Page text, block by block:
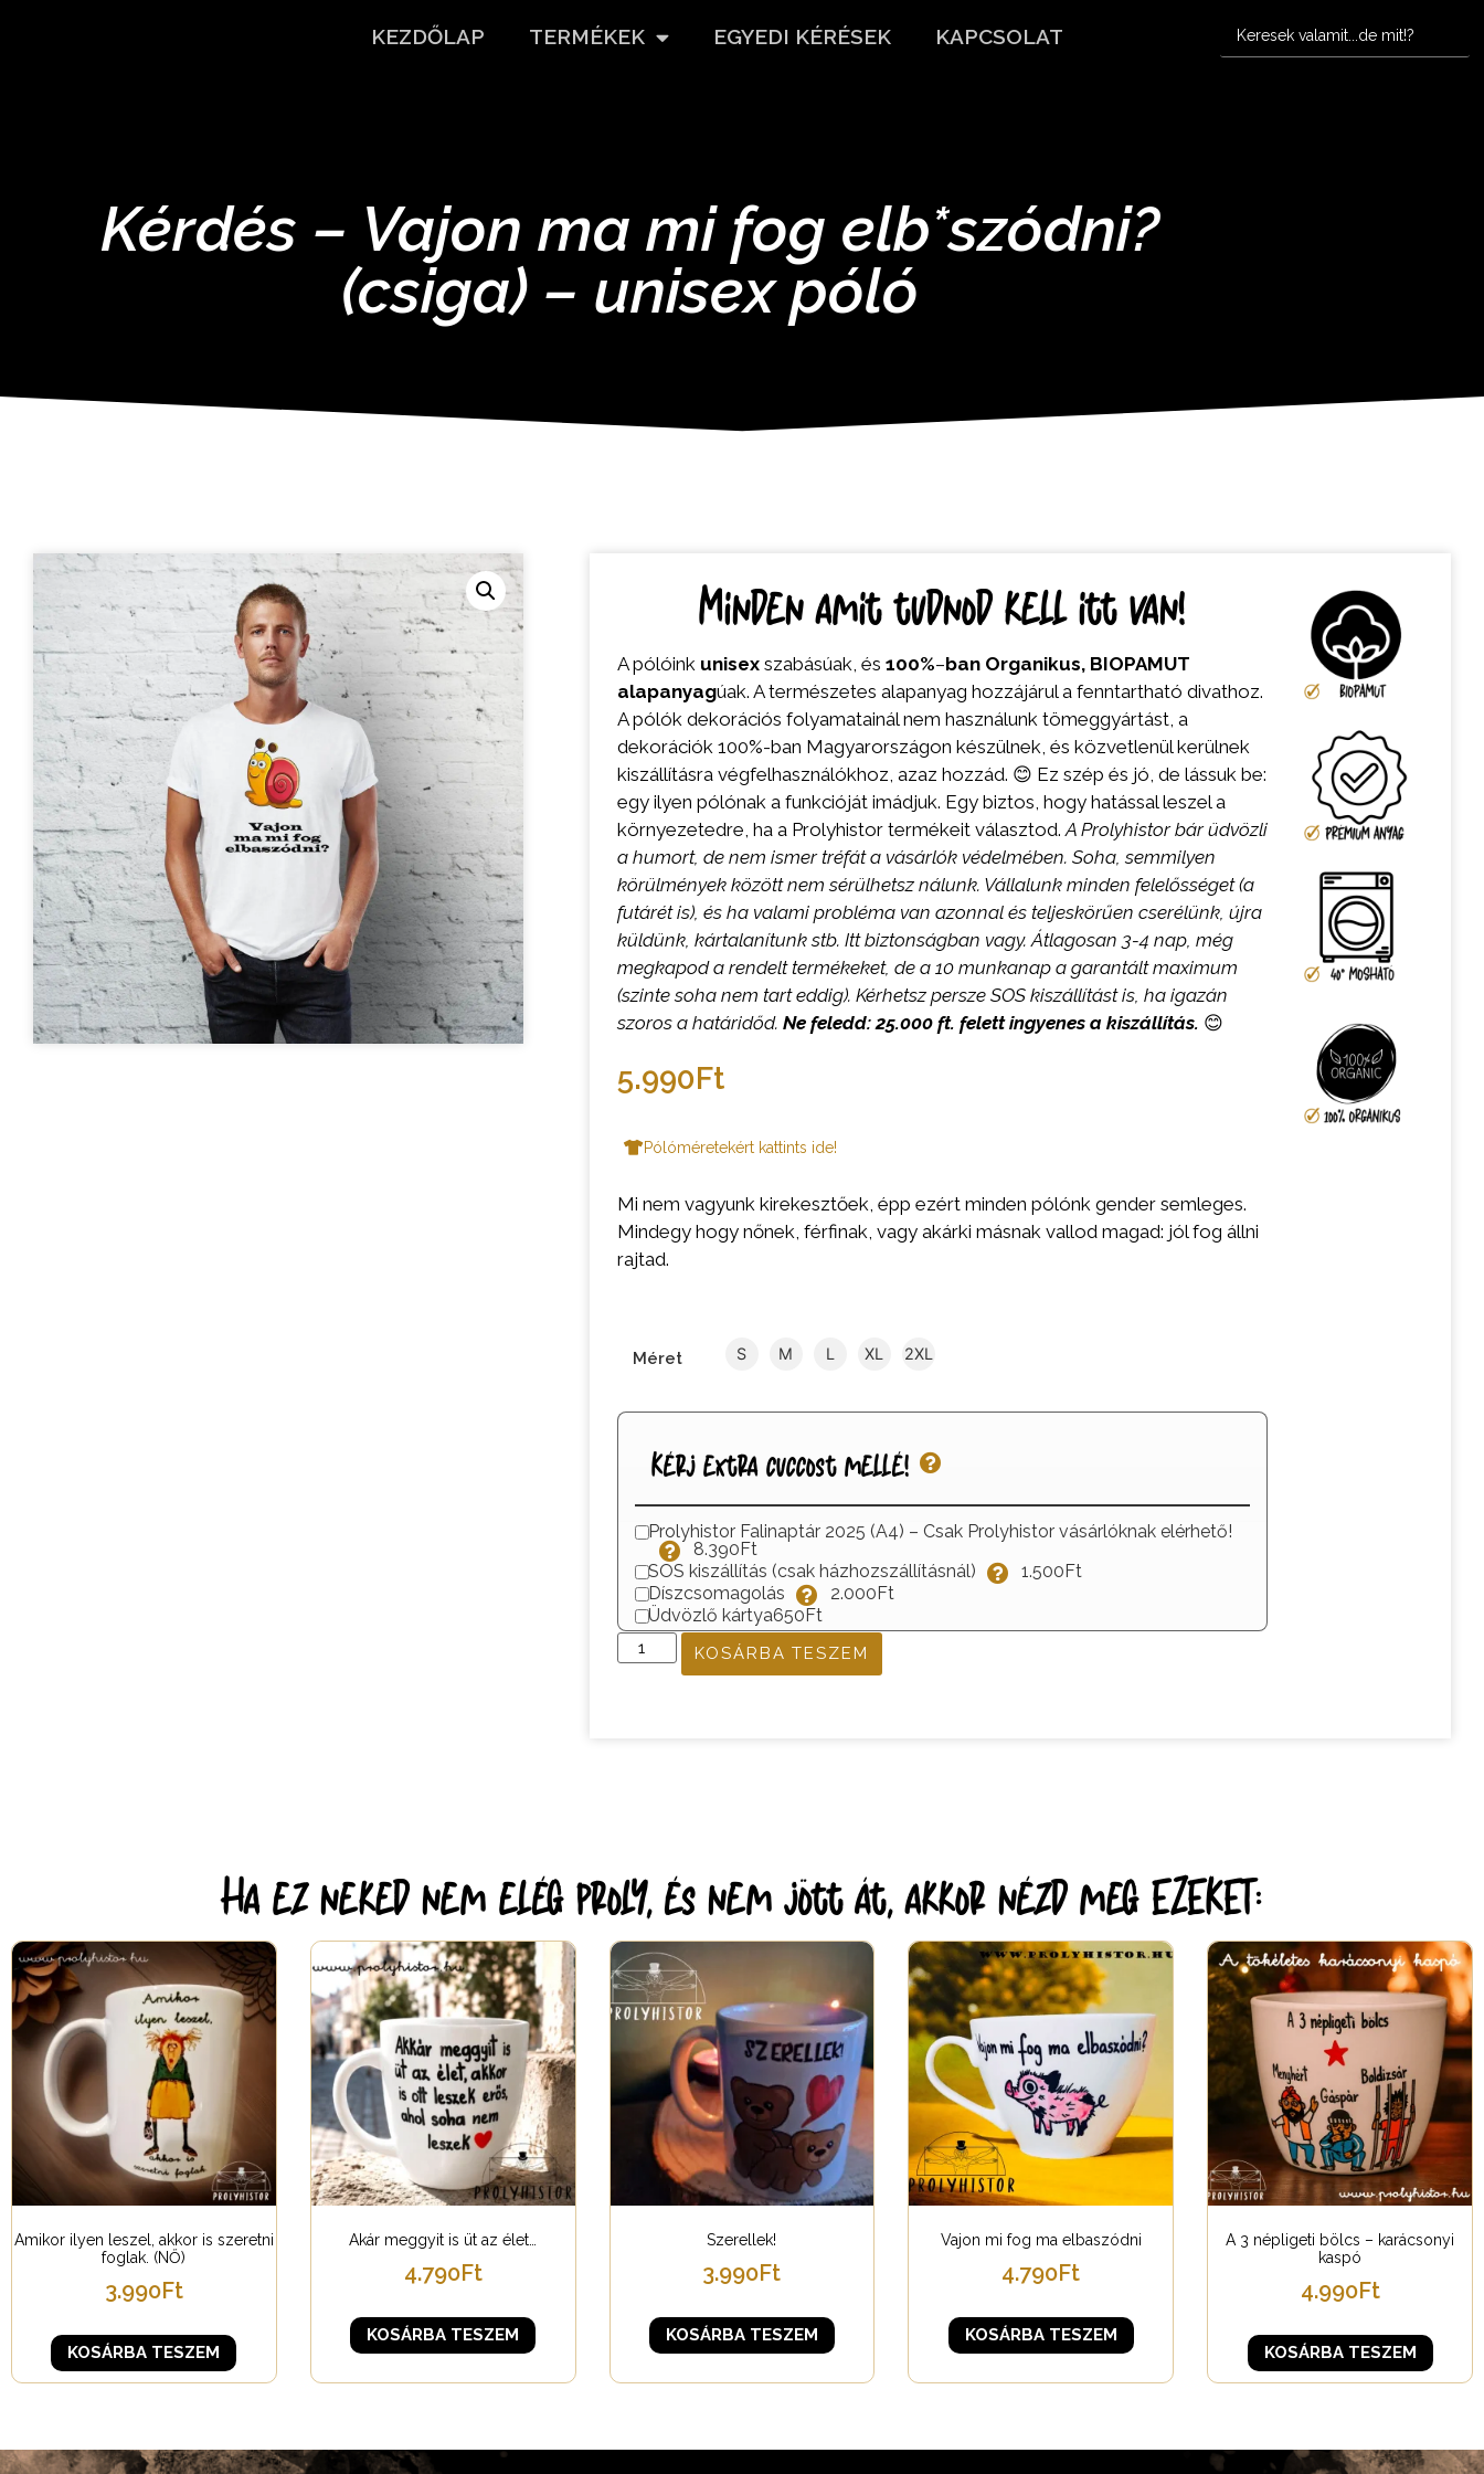
KEZDŐLAP TERMÉKEK EGYEDI KÉRÉSEK KAPCSOLAT
Kérdés – Vajon ma mi fog elb*szódni?
(csiga) – unisex póló
Minden amit tudnod kell itt van!
A pólóink unisexszabásúak, és 100%–ban Organikus, BIOPAMUT
alapanyagúak. A természetes alapanyag hozzájárul a fenntartható divathoz.
A pólók dekorációs folyamatainál nem használunk tömeggyártást, a
dekorációk 100%-ban Magyarországon készülnek, és közvetlenül kerülnek
kiszállításra végfelhasználókhoz, azaz hozzád. 😊 Ez szép és jó, de lássuk be:
egy ilyen pólónak a funkcióját imádjuk. Egy biztos, hogy hatással leszel a
környezetedre, ha a Prolyhistor termékeit választod. A Prolyhistor bár üdvözli
a humort, de nem ismer tréfát a vásárlók védelmében. Soha, semmilyen
körülmények között nem sérülhetsz nálunk. Vállalunk minden felelősséget (a
futárét is), és ha valami probléma van azonnal és teljeskörűen cserélünk, újra
küldünk, kártalanítunk stb. Itt biztonságban vagy. Átlagosan 3-4 nap, még
megkapod a rendelt termékeket, de a 10 munkanap a garantált maximum
(szinte soha nem tart eddig). Kérhetsz persze SOS kiszállítást is, ha igazán
szoros a határidőd. Ne feledd: 25.000 ft. felett ingyenes a kiszállítás. 😊
5.990Ft
Pólóméretekért kattints ide!
Mi nem vagyunk kirekesztőek, épp ezért minden pólónk gender semleges.
Mindegy hogy nőnek, férfinak, vagy akárki másnak vallod magad: jól fog állni
rajtad.
Méret S M L XL 2XL
Kérj extra cuccost mellé!
Prolyhistor Falinaptár 2025 (A4) – Csak Prolyhistor vásárlóknak elérhető!
8.390Ft
SOS kiszállítás (csak házhozszállításnál)
1.500Ft
Díszcsomagolás
2.000Ft
Üdvözlő kártya650Ft
KOSÁRBA TESZEM
Ha ez neked nem elég proly, és nem jött át, akkor nézd meg EZEKET:
Amikor ilyen leszel, akkor is szeretni
foglak. (NŐ)
3.990Ft
KOSÁRBA TESZEM
Akár meggyit is üt az élet…
4.790Ft
KOSÁRBA TESZEM
Szerellek!
3.990Ft
KOSÁRBA TESZEM
Vajon mi fog ma elbaszódni
4.790Ft
KOSÁRBA TESZEM
A 3 népligeti bölcs – karácsonyi
kaspó
4.990Ft
KOSÁRBA TESZEM